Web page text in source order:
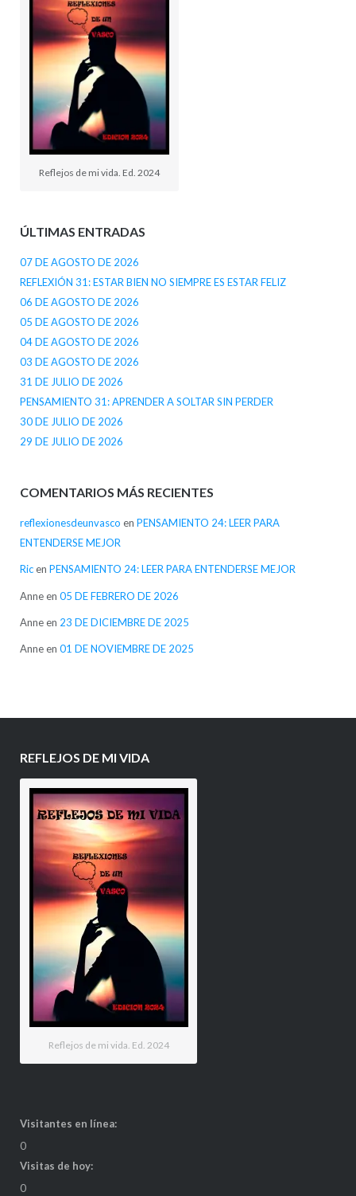
Reflejos de mi vida. Ed. 2024
ÚLTIMAS ENTRADAS
07 DE AGOSTO DE 2026
REFLEXIÓN 31: ESTAR BIEN NO SIEMPRE ES ESTAR FELIZ
06 DE AGOSTO DE 2026
05 DE AGOSTO DE 2026
04 DE AGOSTO DE 2026
03 DE AGOSTO DE 2026
31 DE JULIO DE 2026
PENSAMIENTO 31: APRENDER A SOLTAR SIN PERDER
30 DE JULIO DE 2026
29 DE JULIO DE 2026
COMENTARIOS MÁS RECIENTES
reflexionesdeunvasco en PENSAMIENTO 24: LEER PARA
ENTENDERSE MEJOR
Ricen PENSAMIENTO 24: LEER PARA ENTENDERSE MEJOR
Anneen 05 DE FEBRERO DE 2026
Anneen 23 DE DICIEMBRE DE 2025
Anneen 01 DE NOVIEMBRE DE 2025
REFLEJOS DE MI VIDA
Reflejos de mi vida. Ed. 2024
Visitantes en línea:
0
Visitas de hoy:
0